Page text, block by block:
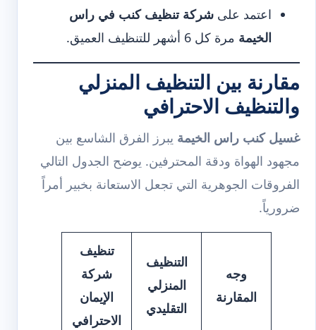
اعتمد على شركة تنظيف كنب في راس
الخيمة مرة كل 6 أشهر للتنظيف العميق.
مقارنة بين التنظيف المنزلي
والتنظيف الاحترافي
غسيل كنب راس الخيمة يبرز الفرق الشاسع بين
مجهود الهواة ودقة المحترفين. يوضح الجدول التالي
الفروقات الجوهرية التي تجعل الاستعانة بخبير أمراً
ضرورياً.
وجه
المقارنة
التنظيف
المنزلي
التقليدي
تنظيف
شركة
الإيمان
الاحترافي